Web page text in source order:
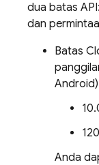
dua batas
dan
Batas
Anda